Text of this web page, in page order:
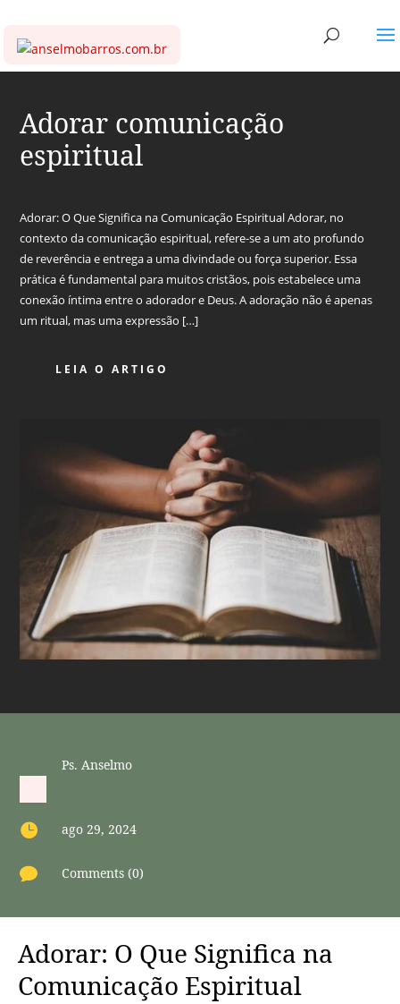
Adorar comunicação
espiritual
Adorar: O Que Significa na Comunicação Espiritual Adorar, no
contexto da comunicação espiritual, refere-se a um ato profundo
de reverência e entrega a uma divindade ou força superior. Essa
prática é fundamental para muitos cristãos, pois estabelece uma
conexão íntima entre o adorador e Deus. A adoração não é apenas
um ritual, mas uma expressão […]
LEIA O ARTIGO
Ps. Anselmo
 ago 29, 2024
 Comments (0)
Adorar: O Que Significa na
Comunicação Espiritual